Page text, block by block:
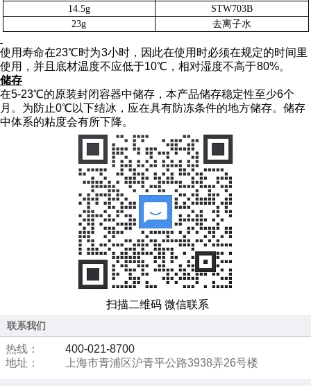
14.5g
STW703B
23g
去离子水
使用寿命在23℃时为3小时，因此在使用时必须在规定的时间里
使用，并且底材温度不应低于10℃，相对湿度不高于80%。
储存
在5-23℃的原装封闭容器中储存，本产品储存稳定性至少6个
月。为防止0℃以下结冰，应在具有防冻条件的地方储存。储存
中体系的粘度会有所下降。
扫描二维码 微信联系
联系我们
热线：
400-021-8700
地址：
上海市青浦区沪青平公路3938弄26号楼